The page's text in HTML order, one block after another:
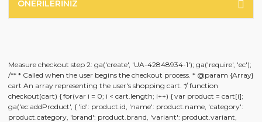
ÖNERILERINIZ
Measure checkout step 2: ga('create', 'UA-42848934-1'); ga('require', 'ec');
/** * Called when the user begins the checkout process. * @param {Array}
cart An array representing the user's shopping cart. */ function
checkout(cart) { for(var i = 0; i < cart.length; i++) { var product = cart[i];
ga('ec:addProduct', { 'id': product.id, 'name': product.name, 'category':
product.category, 'brand': product.brand, 'variant': product.variant,